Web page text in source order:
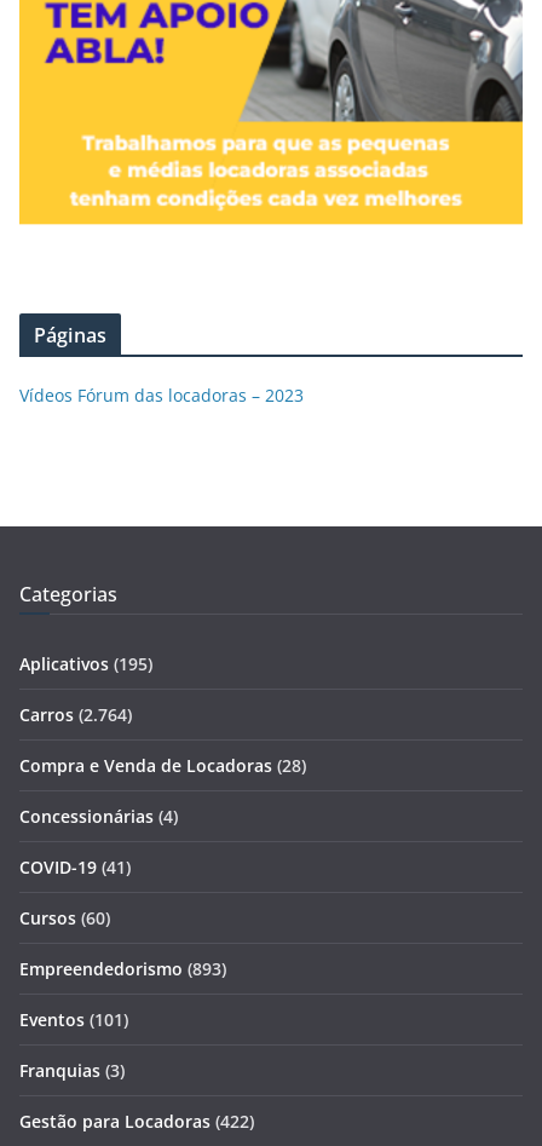
Páginas
Vídeos Fórum das locadoras – 2023
Categorias
Aplicativos (195)
Carros (2.764)
Compra e Venda de Locadoras (28)
Concessionárias (4)
COVID-19 (41)
Cursos (60)
Empreendedorismo (893)
Eventos (101)
Franquias (3)
Gestão para Locadoras (422)